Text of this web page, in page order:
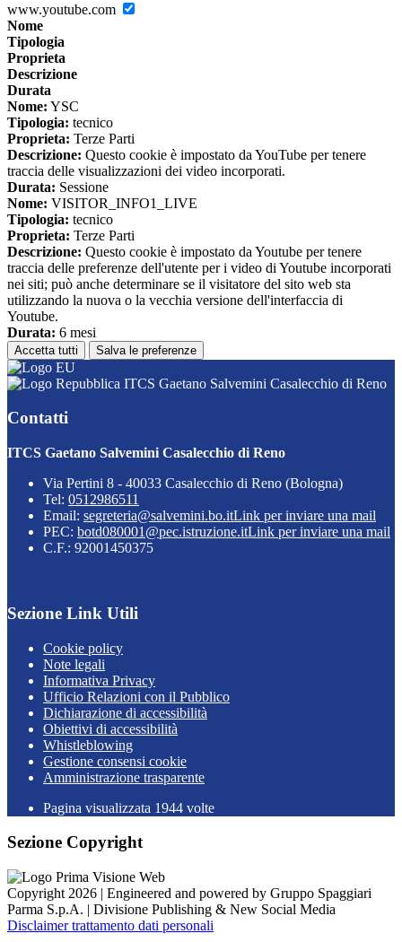
www.youtube.com
Nome
Tipologia
Proprieta
Descrizione
Durata
Nome: YSC
Tipologia: tecnico
Proprieta: Terze Parti
Descrizione: Questo cookie è impostato da YouTube per tenere
traccia delle visualizzazioni dei video incorporati.
Durata: Sessione
Nome: VISITOR_INFO1_LIVE
Tipologia: tecnico
Proprieta: Terze Parti
Descrizione: Questo cookie è impostato da Youtube per tenere
traccia delle preferenze dell'utente per i video di Youtube incorporati
nei siti; può anche determinare se il visitatore del sito web sta
utilizzando la nuova o la vecchia versione dell'interfaccia di
Youtube.
Durata: 6 mesi
Accetta tutti Salva le preferenze
ITCS Gaetano Salvemini Casalecchio di Reno
Contatti
ITCS Gaetano Salvemini Casalecchio di Reno
Via Pertini 8 - 40033 Casalecchio di Reno (Bologna)
Tel: 0512986511
Email: segreteria@salvemini.bo.itLink per inviare una mail
PEC: botd080001@pec.istruzione.itLink per inviare una mail
C.F.: 92001450375
Sezione Link Utili
Cookie policy
Note legali
Informativa Privacy
Ufficio Relazioni con il Pubblico
Dichiarazione di accessibilità
Obiettivi di accessibilità
Whistleblowing
Gestione consensi cookie
Amministrazione trasparente
Pagina visualizzata 1944 volte
Sezione Copyright
Copyright 2026 | Engineered and powered by Gruppo Spaggiari
Parma S.p.A. | Divisione Publishing & New Social Media
Disclaimer trattamento dati personali